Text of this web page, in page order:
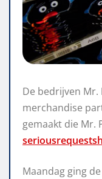
De bedrijven Mr.
merchandise
gemaakt die Mr.
Maandag ging